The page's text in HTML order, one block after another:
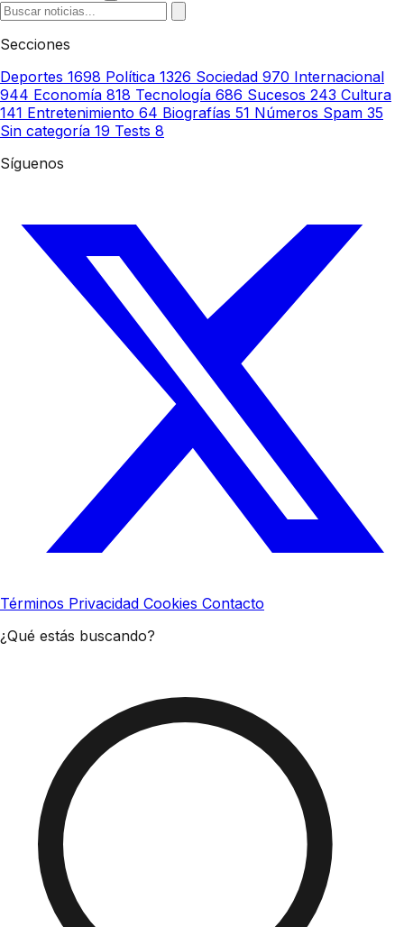
Secciones
Deportes 1698 Política 1326 Sociedad 970 Internacional
944 Economía 818 Tecnología 686 Sucesos 243 Cultura
141 Entretenimiento 64 Biografías 51 Números Spam 35
Sin categoría 19 Tests 8
Síguenos
Términos Privacidad Cookies Contacto
¿Qué estás buscando?